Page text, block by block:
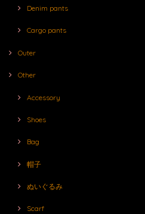
Denim pants
Cargo pants
Outer
Other
Accessory
Shoes
Bag
帽子
ぬいぐるみ
Scarf